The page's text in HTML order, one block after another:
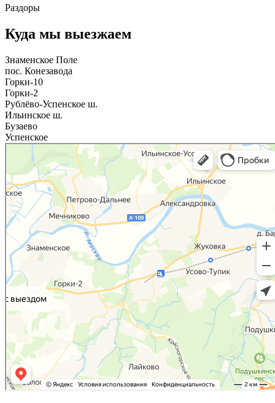
Раздоры
Куда мы выезжаем
Знаменское Поле
пос. Конезавода
Горки-10
Горки-2
Рублёво-Успенское ш.
Ильинское ш.
Бузаево
Успенское